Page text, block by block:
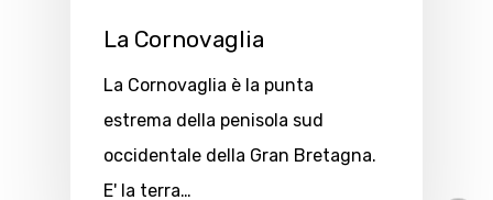
La Cornovaglia
La Cornovaglia è la punta
estrema della penisola sud
occidentale della Gran Bretagna.
E' la terra…